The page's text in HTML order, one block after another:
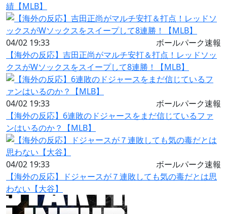
績【MLB】
04/02 19:33
ボールパーク速報
【海外の反応】吉田正尚がマルチ安打＆打点！レッドソッ
クスがWソックスをスイープして8連勝！【MLB】
04/02 19:33
ボールパーク速報
【海外の反応】6連敗のドジャースをまだ信じているファ
ンはいるのか？【MLB】
04/02 19:33
ボールパーク速報
【海外の反応】ドジャースが７連敗しても気の毒だとは思
わない【大谷】